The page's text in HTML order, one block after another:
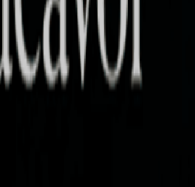
ファンド・オブ・ファンズを活用した
動のフロー